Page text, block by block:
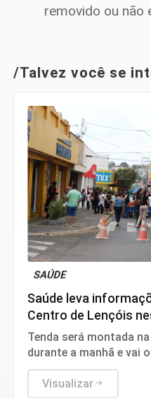
removido ou não
/Talvez você se
SAÚDE
Saúde leva
Centro de Lençóis
Tenda será montada
durante a manhã e vai
unidades de saúde,
básicos
Visualizar